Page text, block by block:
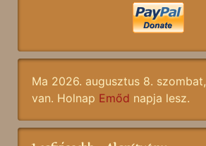
Ma 2026. augusztus 8. szombat,
van. Holnap Emőd napja lesz.